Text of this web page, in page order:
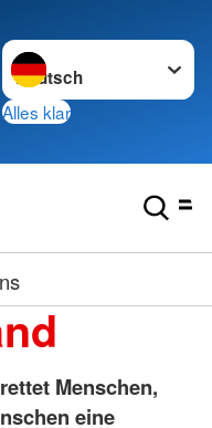
Sprache wechseln zu
Alles klar
Menschen,
eine